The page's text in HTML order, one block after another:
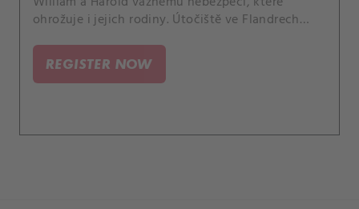
ohrožuje i jejich rodiny. Útočiště ve Flandrech
REGISTER NOW